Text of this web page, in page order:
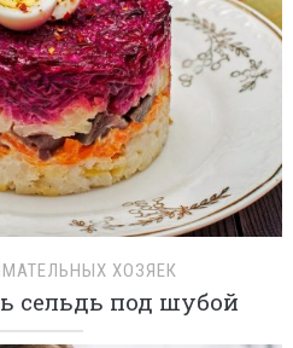
ХОЗЯЕК
сельдь под шубой